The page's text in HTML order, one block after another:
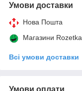
Умови доставки
Нова Пошта
Магазини Rozetka
Всі умови доставки
Умови оплати